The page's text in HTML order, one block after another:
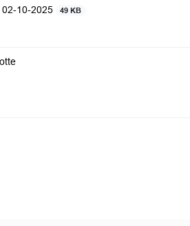
02-10-2025
49 KB